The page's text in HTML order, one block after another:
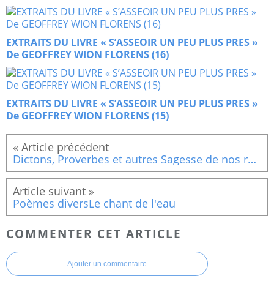
EXTRAITS DU LIVRE « S’ASSEOIR UN PEU PLUS PRES »
De GEOFFREY WION FLORENS (16)
EXTRAITS DU LIVRE « S’ASSEOIR UN PEU PLUS PRES »
De GEOFFREY WION FLORENS (15)
Dictons, Proverbes et autres Sagesse de nos régions : Les animaux et la nature
Poèmes diversLe chant de l'eau
COMMENTER CET ARTICLE
Ajouter un commentaire